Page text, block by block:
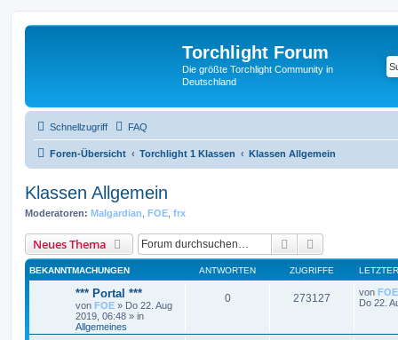
Torchlight Forum
Die größte Torchlight Community in
Deutschland
Schnellzugriff FAQ
Foren-Übersicht Torchlight 1 Klassen Klassen Allgemein
Klassen Allgemein
Moderatoren: Malgardian FOE frx
Neues Thema Suche
BEKANNTMACHUNGEN ANTWORTEN ZUGRIFFE
*** Portal ***
von FOE » Do 22. Aug
2019, 06:48 » in
Allgemeines
0 273127 von FOE
Do 22.